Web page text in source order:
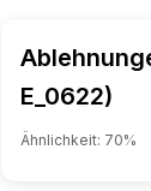
E_0622)
Ähnlichkeit: 70%